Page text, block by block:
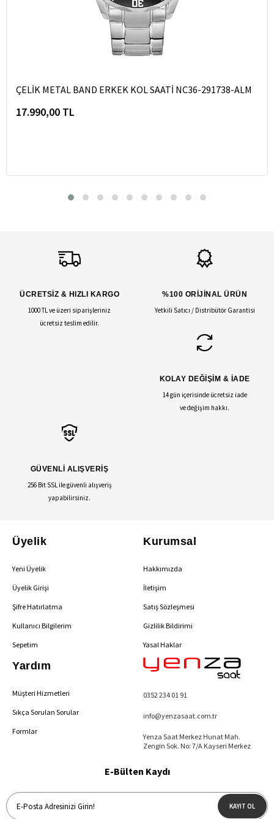
ÇELİK METAL BAND ERKEK KOL SAATİ NC36-291738-ALM
17.990,00 TL
ÜCRETSİZ & HIZLI KARGO
1000 TL ve üzeri siparişleriniz
ücretsiz teslim edilir.
%100 ORİJİNAL ÜRÜN
Yetkili Satıcı / Distribütör Garantisi
KOLAY DEĞİŞİM & İADE
14 gün içerisinde ücretsiz iade
ve değişim hakkı.
GÜVENLİ ALIŞVERİŞ
256 Bit SSL ile güvenli alışveriş
yapabilirsiniz.
Üyelik
Yeni Üyelik
Üyelik Girişi
Şifre Hatırlatma
Kullanıcı Bilgilerim
Sepetim
Kurumsal
Hakkımızda
İletişim
Satış Sözleşmesi
Gizlilik Bildirimi
Yasal Haklar
Yardım
Müşteri Hizmetleri
Sıkça Sorulan Sorular
Formlar
0352 234 01 91
info@yenzasaat.com.tr
Yenza Saat Merkez Hunat Mah.
Zengin Sok. No: 7/A Kayseri Merkez
E-Bülten Kaydı
KAYIT OL